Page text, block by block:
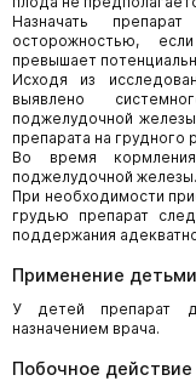
Назначать
осторожностью,
превышает
Исходя из
выявлено
поджелудочной
препарата на
Во время
поджелудочной железы.
При необходимости
грудью препарат
поддержания
Применение детьми
У детей препарат
назначением врача.
Побочное действие